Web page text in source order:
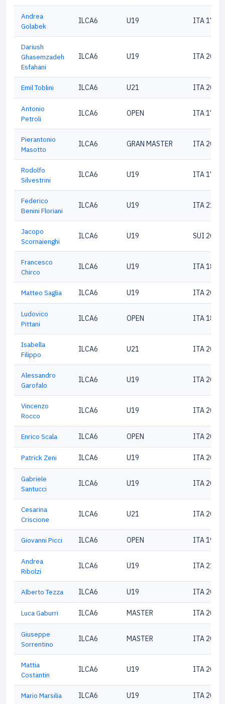
Andrea
Golabek
ILCA6 U19 ITA
Dariush
Ghasemzadeh
Esfahani
ILCA6 U19 ITA
Emil Toblini ILCA6 U21 ITA
Antonio
Petroli
ILCA6 OPEN ITA
Pierantonio
Masotto
ILCA6 GRAN MASTER ITA
Rodolfo
Silvestrini
ILCA6 U19 ITA
Federico
Benini Floriani
ILCA6 U19 ITA
Jacopo
Scornaienghi
ILCA6 U19 SUI
Francesco
Chirco
ILCA6 U19 ITA
Matteo Saglia ILCA6 U19 ITA
Ludovico
Pittani
ILCA6 OPEN ITA
Isabella
Filippo
ILCA6 U21 ITA
Alessandro
Garofalo
ILCA6 U19 ITA
Vincenzo
Rocco
ILCA6 U19 ITA
Enrico Scala ILCA6 OPEN ITA
Patrick Zeni ILCA6 U19 ITA
Gabriele
Santucci
ILCA6 U19 ITA
Cesarina
Criscione
ILCA6 U21 ITA
Giovanni Picci ILCA6 OPEN ITA
Andrea
Ribolzi
ILCA6 U19 ITA
Alberto Tezza ILCA6 U19 ITA
Luca Gaburri ILCA6 MASTER ITA
Giuseppe
Sorrentino
ILCA6 MASTER ITA
Mattia
Costantin
ILCA6 U19 ITA
Mario Marsilia ILCA6 U19 ITA